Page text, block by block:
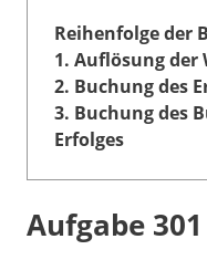
Reihenfolge der
1. Auflösung
2. Buchung des
3. Buchung des
Erfolges
Aufgabe 301